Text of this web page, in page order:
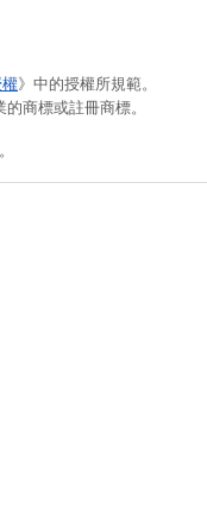
》中的授權所規範。
商標或註冊商標。